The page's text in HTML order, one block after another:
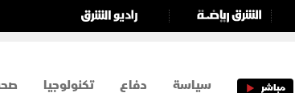
مباشر سياسة دفاع تكنولوجيا